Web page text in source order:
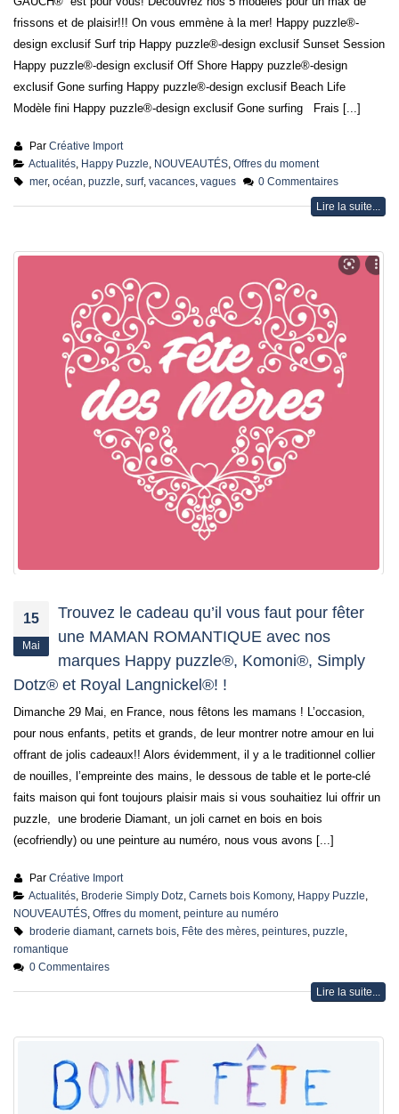
GAUCH® est pour vous! Découvrez nos 5 modèles pour un max de
frissons et de plaisir!!! On vous emmène à la mer! Happy puzzle®-
design exclusif Surf trip Happy puzzle®-design exclusif Sunset Session
Happy puzzle®-design exclusif Off Shore Happy puzzle®-design
exclusif Gone surfing Happy puzzle®-design exclusif Beach Life
Modèle fini Happy puzzle®-design exclusif Gone surfing Frais [...]
Par Créative Import
Actualités, Happy Puzzle, NOUVEAUTÉS, Offres du moment
mer, océan, puzzle, surf, vacances, vagues 0 Commentaires
Lire la suite...
15
Mai
Trouvez le cadeau qu’il vous faut pour fêter
une MAMAN ROMANTIQUE avec nos
marques Happy puzzle®, Komoni®, Simply
Dotz® et Royal Langnickel®! !
Dimanche 29 Mai, en France, nous fêtons les mamans ! L’occasion,
pour nous enfants, petits et grands, de leur montrer notre amour en lui
offrant de jolis cadeaux!! Alors évidemment, il y a le traditionnel collier
de nouilles, l’empreinte des mains, le dessous de table et le porte-clé
faits maison qui font toujours plaisir mais si vous souhaitiez lui offrir un
puzzle, une broderie Diamant, un joli carnet en bois en bois
(ecofriendly) ou une peinture au numéro, nous vous avons [...]
Par Créative Import
Actualités, Broderie Simply Dotz, Carnets bois Komony, Happy Puzzle,
NOUVEAUTÉS, Offres du moment, peinture au numéro
broderie diamant, carnets bois, Fête des mères, peintures, puzzle,
romantique
0 Commentaires
Lire la suite...